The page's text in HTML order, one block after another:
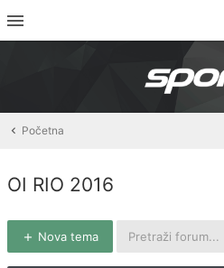
Početna
OI RIO 2016
Nova tema